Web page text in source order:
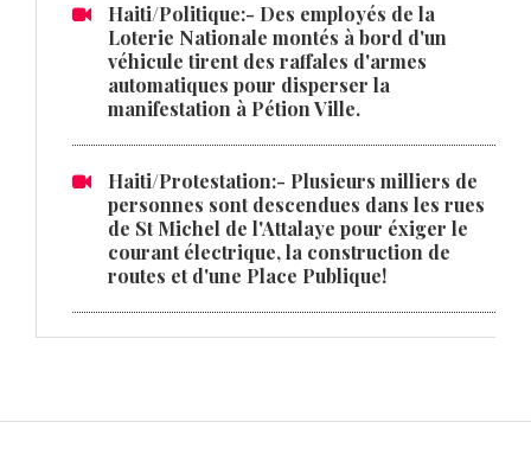
Haiti/Politique:- Des employés de la
Loterie Nationale montés à bord d'un
véhicule tirent des raffales d'armes
automatiques pour disperser la
manifestation à Pétion Ville.
Haiti/Protestation:- Plusieurs milliers de
personnes sont descendues dans les rues
de St Michel de l'Attalaye pour éxiger le
courant électrique, la construction de
routes et d'une Place Publique!